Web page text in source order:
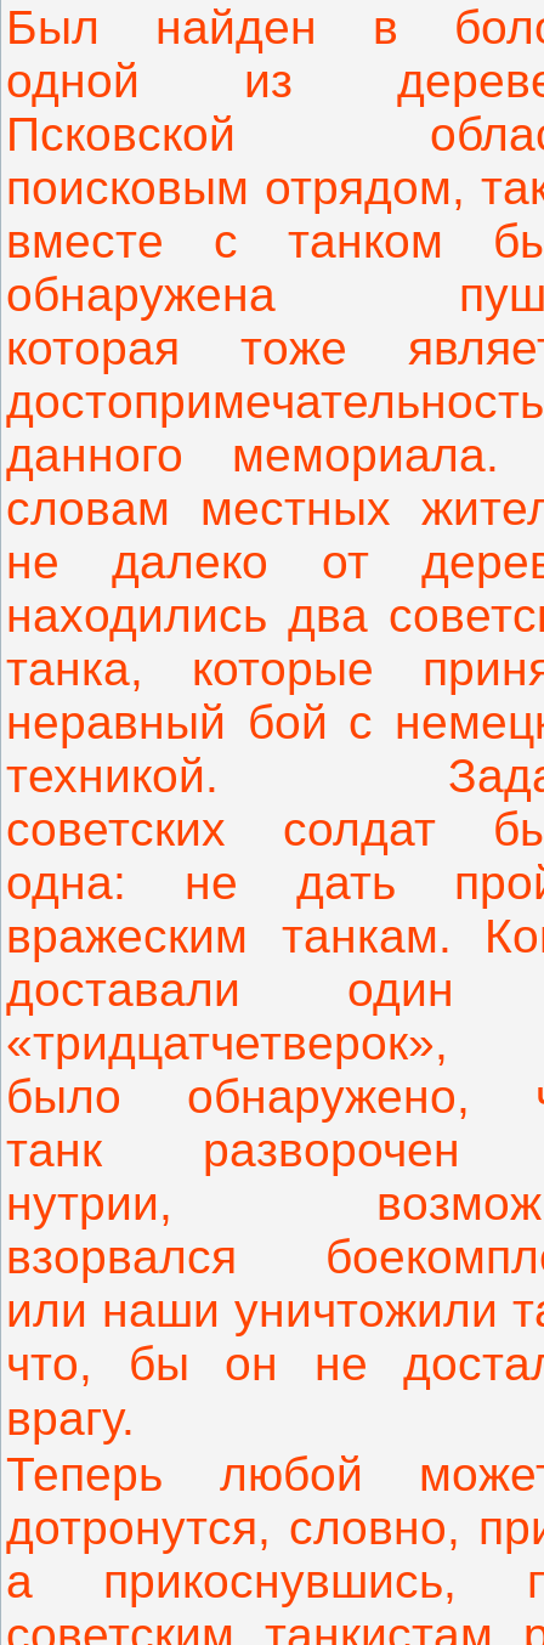
Был найден в
одной из
Псковской
поисковым отрядом,
вместе с танком
обнаружена
которая тоже
данного мемориала.
словам местных
не далеко от
находились два
танка, которые
неравный бой с
техникой.
советских солдат
одна: не дать
вражеским танкам.
доставали один
было обнаружено,
танк разворочен
нутрии,
взорвался
или наши уничтожили
что, бы он не
врагу.
Теперь любой
дотронутся, словно,
а прикоснувшись,